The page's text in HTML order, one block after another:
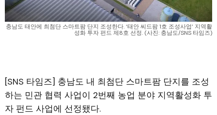
충남도 태안에 최첨단 스마트팜 단지 조성한다. ‘태안 씨드팜 1호 조성사업’ 지역활
성화 투자 펀드 제8호 선정. (사진: 충남도/SNS 타임즈)
[SNS 타임즈] 충남도 내 최첨단 스마트팜 단지를 조성
하는 민관 협력 사업이 2번째 농업 분야 지역활성화 투
자 펀드 사업에 선정됐다.